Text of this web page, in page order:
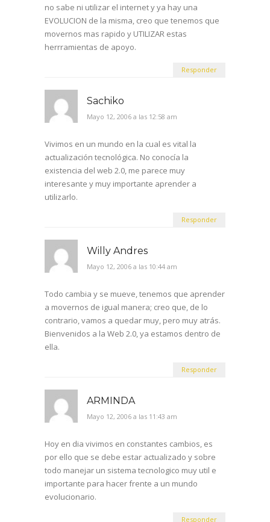
no sabe ni utilizar el internet y ya hay una
EVOLUCION de la misma, creo que tenemos que
movernos mas rapido y UTILIZAR estas
herrramientas de apoyo.
Responder
Sachiko
Mayo 12, 2006 a las 12:58 am
Vivimos en un mundo en la cual es vital la
actualización tecnológica. No conocía la
existencia del web 2.0, me parece muy
interesante y muy importante aprender a
utilizarlo.
Responder
Willy Andres
Mayo 12, 2006 a las 10:44 am
Todo cambia y se mueve, tenemos que aprender
a movernos de igual manera; creo que, de lo
contrario, vamos a quedar muy, pero muy atrás.
Bienvenidos a la Web 2.0, ya estamos dentro de
ella.
Responder
ARMINDA
Mayo 12, 2006 a las 11:43 am
Hoy en dia vivimos en constantes cambios, es
por ello que se debe estar actualizado y sobre
todo manejar un sistema tecnologico muy util e
importante para hacer frente a un mundo
evolucionario.
Responder